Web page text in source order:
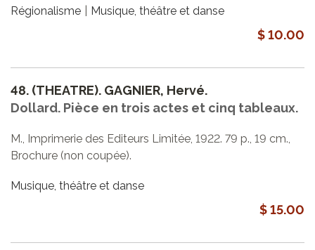
Régionalisme Musique, théâtre et danse
$ 10.00
48. (THEATRE). GAGNIER, Hervé.
Dollard. Pièce en trois actes et cinq tableaux.
M., Imprimerie des Editeurs Limitée, 1922. 79 p., 19 cm.,
Brochure (non coupée).
Musique, théâtre et danse
$ 15.00